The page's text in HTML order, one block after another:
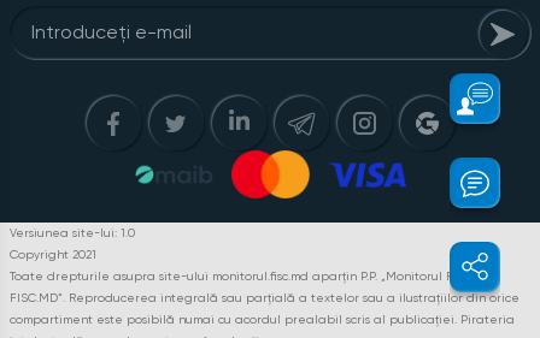
Versiunea site-lui: 1.0
Copyright 2021
Toate drepturile asupra site-ului monitorul.fisc.md aparțin P.P. „Monitorul Fiscal
FISC.MD”. Reproducerea integrală sau parțială a textelor sau a ilustrațiilor din orice
compartiment este posibilă numai cu acordul prealabil scris al publicației. Pirateria